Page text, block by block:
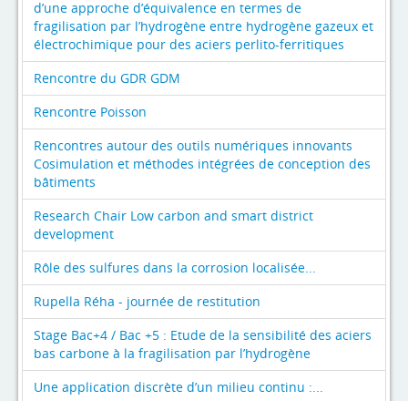
d’une approche d’équivalence en termes de
fragilisation par l’hydrogène entre hydrogène gazeux et
électrochimique pour des aciers perlito-ferritiques
Rencontre du GDR GDM
Rencontre Poisson
Rencontres autour des outils numériques innovants
Cosimulation et méthodes intégrées de conception des
bâtiments
Research Chair Low carbon and smart district
development
Rôle des sulfures dans la corrosion localisée...
Rupella Réha - journée de restitution
Stage Bac+4 / Bac +5 : Etude de la sensibilité des aciers
bas carbone à la fragilisation par l’hydrogène
Une application discrète d’un milieu continu :...